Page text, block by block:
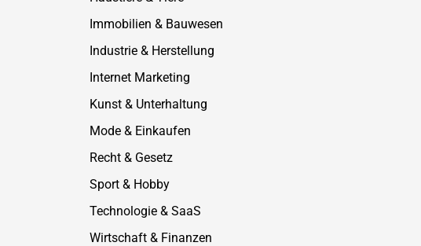
Immobilien & Bauwesen
Industrie & Herstellung
Internet Marketing
Kunst & Unterhaltung
Mode & Einkaufen
Recht & Gesetz
Sport & Hobby
Technologie & SaaS
Wirtschaft & Finanzen